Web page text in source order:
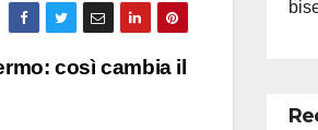
così cambia il